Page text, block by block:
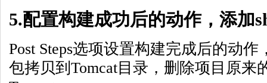
5.配置构建成功后的动作，添加
Post Steps选项设置构建完成后的动
包拷贝到Tomcat目录，删除项目原来